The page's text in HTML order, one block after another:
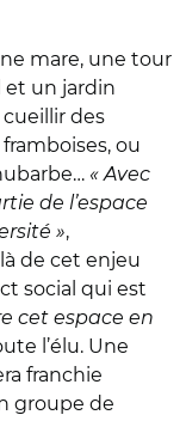
mare, une tour
et un jardin
des
ou
« Avec
de l’espace
»,
de cet enjeu
social qui est
cet espace en
l’élu. Une
franchie
groupe de